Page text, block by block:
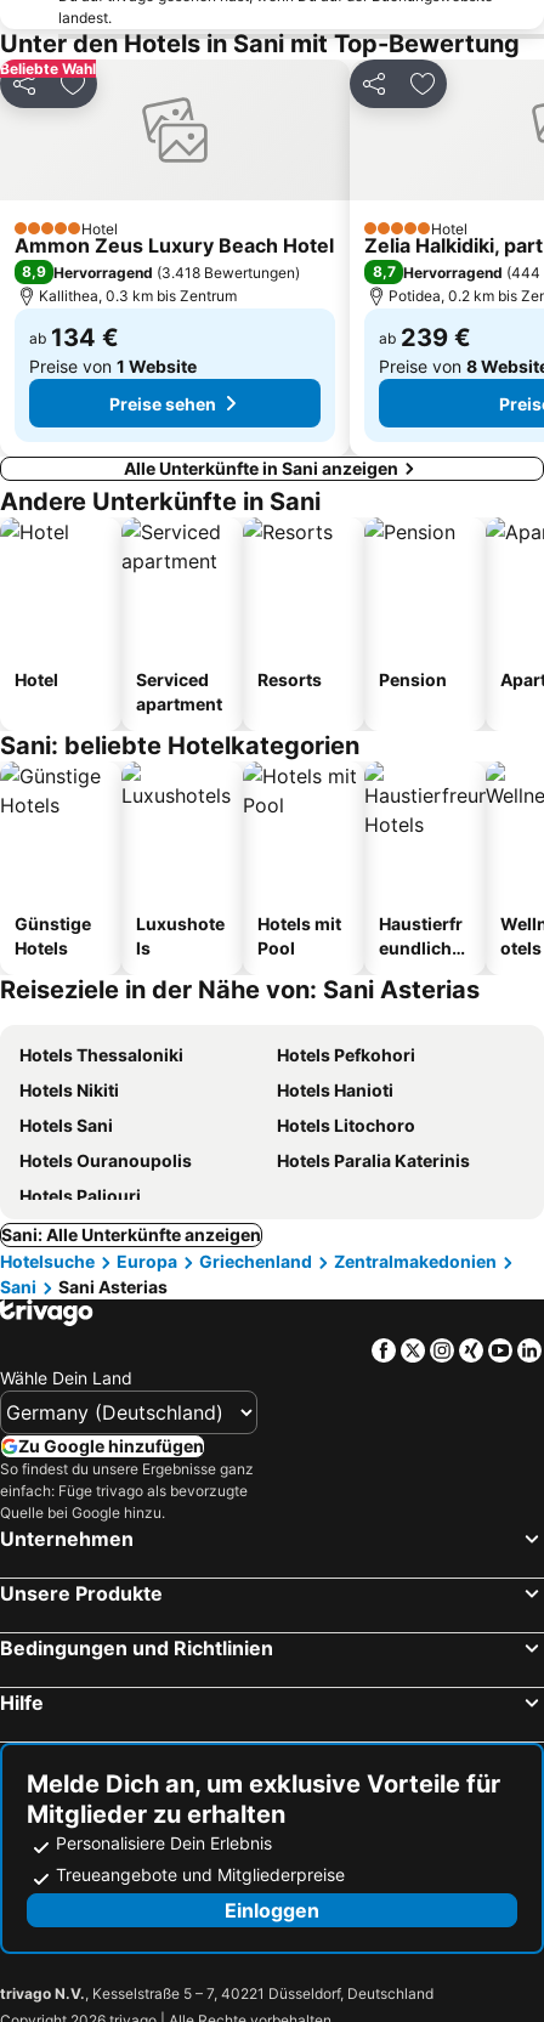
Paradisos
Elani
Kalogria Beach
Livrochio
Polis Convention Center
Chanioti 3
Porto Karras 1
Haniotis Melathron
Marina Porto Carras
Paralia Koviou
Ormos Panagias
Porto Karras 2
Potamos
Historical Settlement of Arnaia
landest.
Unter den Hotels in Sani mit Top-Bewertung
Beliebte Wahl
Teilen Zu Favoriten hinzufügen
5 SterneHotel
Ammon Zeus Luxury Beach Hotel
8,9 Hervorragend (3.418 Bewertungen)
Kallithea, 0.3 km bis Zentrum
ab 134 €
Preise von 1 Website
Preise sehen
Teilen Zu Favoriten
5 SterneHotel
Zelia Halkidiki,
8,7 Hervorragend (444
Potidea, 0.2 km bis
ab 239 €
Preise von 8
Alle Unterkünfte in Sani anzeigen
Andere Unterkünfte in Sani
Hotel
Serviced
apartment
Resorts Pension
Sani: beliebte Hotelkategorien
Günstige
Hotels
Luxushote
ls
Hotels mit
Pool
Haustierfr
eundliche
otels
Reiseziele in der Nähe von: Sani Asterias
Hotels Thessaloniki
Hotels Pefkohori
Hotels Nikiti
Hotels Hanioti
Hotels Sani
Hotels Litochoro
Hotels Ouranoupolis
Hotels Paralia Katerinis
Hotels Paliouri
Sani: Alle Unterkünfte anzeigen
Hotelsuche
Europa Griechenland
Zentralmakedonien
Sani
Sani Asterias
Facebook
TwitterXing
Wähle Dein Land
Zu Google hinzufügen
So findest du unsere Ergebnisse ganz
einfach: Füge trivago als bevorzugte
Quelle bei Google hinzu.
Unternehmen
Unsere Produkte
Bedingungen und Richtlinien
Hilfe
Melde Dich an, um exklusive Vorteile für
Mitglieder zu erhalten
Personalisiere Dein Erlebnis
Treueangebote und Mitgliederpreise
Einloggen
trivago N.V., Kesselstraße 5 – 7, 40221 Düsseldorf, Deutschland